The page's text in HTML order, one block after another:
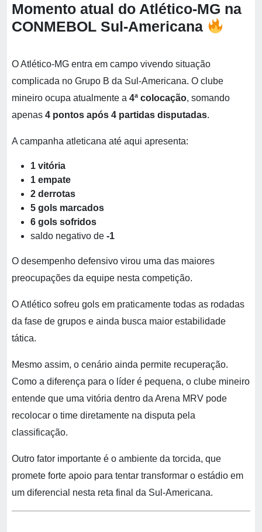
Momento atual do Atlético-MG na
CONMEBOL Sul-Americana
O Atlético-MG entra em campo vivendo situação
complicada no Grupo B da Sul-Americana. O clube
mineiro ocupa atualmente a 4ª colocação, somando
apenas 4 pontos após 4 partidas disputadas.
A campanha atleticana até aqui apresenta:
1 vitória
1 empate
2 derrotas
5 gols marcados
6 gols sofridos
saldo negativo de -1
O desempenho defensivo virou uma das maiores
preocupações da equipe nesta competição.
O Atlético sofreu gols em praticamente todas as rodadas
da fase de grupos e ainda busca maior estabilidade
tática.
Mesmo assim, o cenário ainda permite recuperação.
Como a diferença para o líder é pequena, o clube mineiro
entende que uma vitória dentro da Arena MRV pode
recolocar o time diretamente na disputa pela
classificação.
Outro fator importante é o ambiente da torcida, que
promete forte apoio para tentar transformar o estádio em
um diferencial nesta reta final da Sul-Americana.